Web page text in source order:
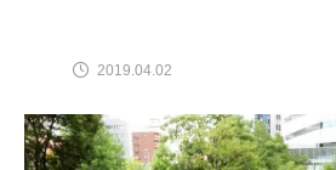
2019.04.02